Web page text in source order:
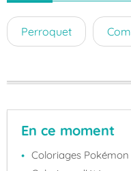
Perroquet
En ce moment
Coloriages Pokémon